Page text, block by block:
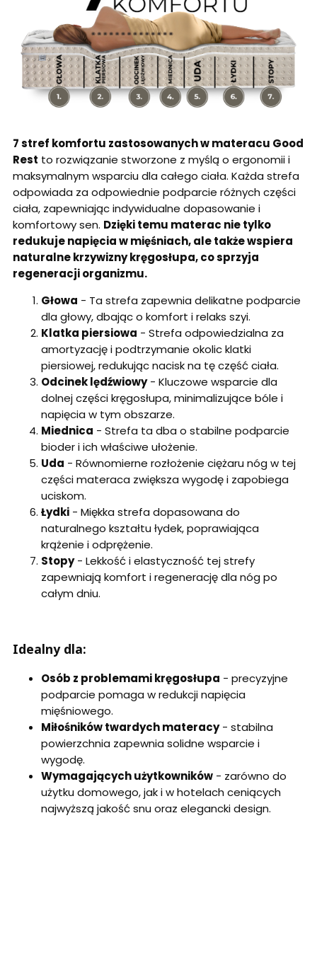
7 stref komfortu zastosowanych w materacu Good
Rest to rozwiązanie stworzone z myślą o ergonomii i
maksymalnym wsparciu dla całego ciała. Każda strefa
odpowiada za odpowiednie podparcie różnych części
ciała, zapewniając indywidualne dopasowanie i
komfortowy sen. Dzięki temu materac nie tylko
redukuje napięcia w mięśniach, ale także wspiera
naturalne krzywizny kręgosłupa, co sprzyja
regeneracji organizmu.
Głowa - Ta strefa zapewnia delikatne podparcie
dla głowy, dbając o komfort i relaks szyi.
Klatka piersiowa - Strefa odpowiedzialna za
amortyzację i podtrzymanie okolic klatki
piersiowej, redukując nacisk na tę część ciała.
Odcinek lędźwiowy- Kluczowe wsparcie dla
dolnej części kręgosłupa, minimalizujące bóle i
napięcia w tym obszarze.
Miednica - Strefa ta dba o stabilne podparcie
bioder i ich właściwe ułożenie.
Uda - Równomierne rozłożenie ciężaru nóg w tej
części materaca zwiększa wygodę i zapobiega
uciskom.
Łydki - Miękka strefa dopasowana do
naturalnego kształtu łydek, poprawiająca
krążenie i odprężenie.
Stopy- Lekkość i elastyczność tej strefy
zapewniają komfort i regenerację dla nóg po
całym dniu.
Idealny dla:
Osób z problemami kręgosłupa - precyzyjne
podparcie pomaga w redukcji napięcia
mięśniowego.
Miłośników twardych materacy- stabilna
powierzchnia zapewnia solidne wsparcie i
wygodę.
Wymagających użytkowników - zarówno do
użytku domowego, jak i w hotelach ceniących
najwyższą jakość snu oraz elegancki design.